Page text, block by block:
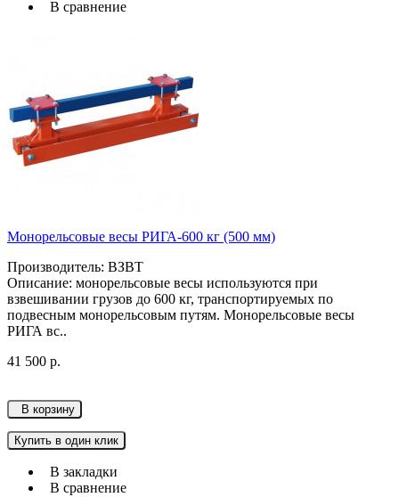
В сравнение
Монорельсовые весы РИГА-600 кг (500 мм)
Производитель: ВЗВТ
Описание: монорельсовые весы используютcя при
взвешивании грузов до 600 кг, транспортируемых по
подвесным монорельсовым путям. Монорельсовые весы
РИГА вс..
41 500 р.
В корзину
Купить в один клик
В закладки
В сравнение